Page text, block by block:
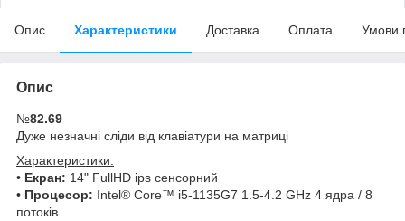
Опис Характеристики Доставка Оплата Умови
Опис
№82.69
Дуже незначні сліди від клавіатури на матриці
Характеристики:
• Екран: 14" FullHD ips сенсорний
• Процесор: Intel® Core™ i5-1135G7 1.5-4.2 GHz 4 ядра / 8
потоків